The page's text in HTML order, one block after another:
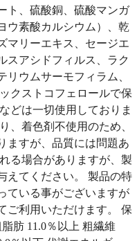
ト、硫酸銅、硫酸マンガ
ウ素酸カルシウム）、乾
マリーエキス、セージエ
スアシドフィルス、ラク
リウムサーモフィラム、
クストコフェロールで保
どは一切使用しておりま
、着色剤不使用のため、
ますが、品質には問題あ
る場合がありますが、製
えてください。 製品の特
ている事がございますが
ご利用いただけます。 保
肪 11.0％以上 粗繊維